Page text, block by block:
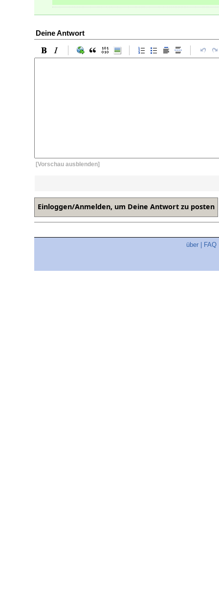
Deine Antwort
[Vorschau ausblenden]
über FAQ